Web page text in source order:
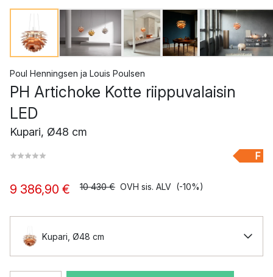
Poul Henningsen ja Louis Poulsen
PH Artichoke Kotte riippuvalaisin
LED
Kupari, Ø48 cm
F
9 386,90 € 10 430 € OVH sis. ALV (-10%)
Kupari, Ø48 cm